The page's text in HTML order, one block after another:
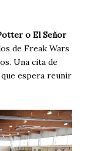
o El Señor
de Freak Wars
Una cita de
espera reunir